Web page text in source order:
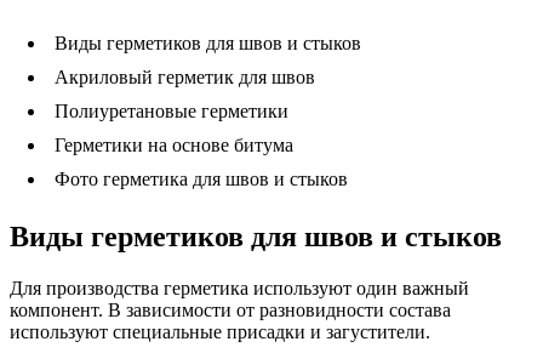
Виды герметиков для швов и стыков
Акриловый герметик для швов
Полиуретановые герметики
Герметики на основе битума
Фото герметика для швов и стыков
Виды герметиков для швов и стыков
Для производства герметика используют один важный
компонент. В зависимости от разновидности состава
используют специальные присадки и загустители.